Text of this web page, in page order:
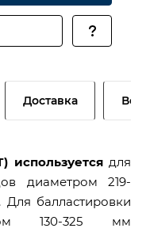
Доставка
используетсядля
диаметром 219-
балластировки
130-325 мм